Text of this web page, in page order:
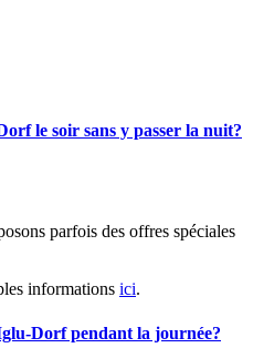
le soir sans y passer la nuit?
parfois des offres spéciales
informations ici.
Dorf pendant la journée?